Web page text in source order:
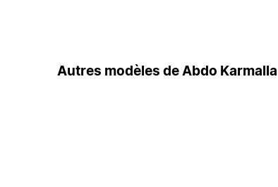
Autres modèles de Abdo Karmalla